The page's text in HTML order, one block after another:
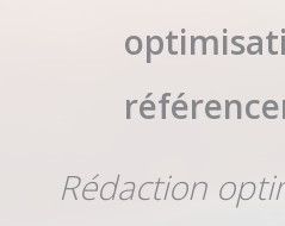
Rédaction